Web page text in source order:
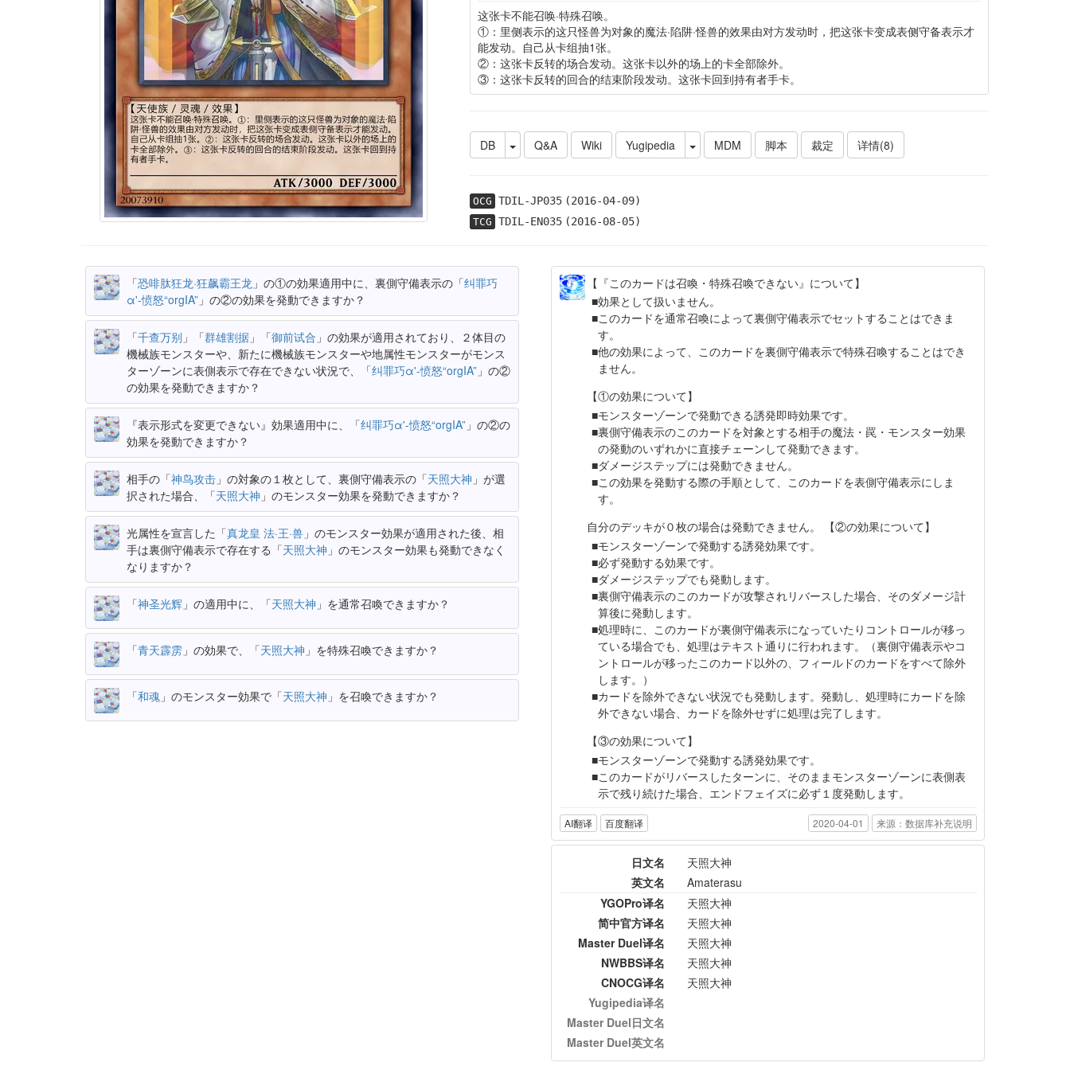
这张卡不能召唤·特殊召唤。
①：里侧表示的这只怪兽为对象的魔法·陷阱·怪兽的效果由对方发动时，把这张卡变成表侧守备表示才
能发动。自己从卡组抽1张。
②：这张卡反转的场合发动。这张卡以外的场上的卡全部除外。
③：这张卡反转的回合的结束阶段发动。这张卡回到持有者手卡。
DB Q&A Wiki Yugipedia MDM 脚本 裁定 详情(8)
OCG TDIL-JP035(2016-04-09)
TCG TDIL-EN035(2016-08-05)
「恐啡肽狂龙·狂飙霸王龙 」の①の効果適用中に、裏側守備表示の「纠罪巧
α'-愤怒“orgIA” 」の②の効果を発動できますか？
「千查万别 」「群雄割据 」「御前试合 」の効果が適用されており、２体目の
機械族モンスターや、新たに機械族モンスターや地属性モンスターがモンス
ターゾーンに表側表示で存在できない状況で、「纠罪巧α'-愤怒“orgIA” 」の②
の効果を発動できますか？
『表示形式を変更できない』効果適用中に、「纠罪巧α'-愤怒“orgIA” 」の②の
効果を発動できますか？
相手の「神鸟攻击 」の対象の１枚として、裏側守備表示の「天照大神 」が選
択された場合、「天照大神 」のモンスター効果を発動できますか？
光属性を宣言した「真龙皇 法·王·兽 」のモンスター効果が適用された後、相
手は裏側守備表示で存在する「天照大神 」のモンスター効果も発動できなく
なりますか？
「神圣光辉 」の適用中に、「天照大神 」を通常召喚できますか？
「青天霹雳 」の効果で、「天照大神 」を特殊召喚できますか？
「和魂 」のモンスター効果で「天照大神 」を召喚できますか？
【『このカードは召喚・特殊召喚できない』について】
効果として扱いません。
このカードを通常召喚によって裏側守備表示でセットすることはできま
す。
他の効果によって、このカードを裏側守備表示で特殊召喚することはでき
ません。
【①の効果について】
モンスターゾーンで発動できる誘発即時効果です。
裏側守備表示のこのカードを対象とする相手の魔法・罠・モンスター効果
の発動のいずれかに直接チェーンして発動できます。
ダメージステップには発動できません。
この効果を発動する際の手順として、このカードを表側守備表示にしま
す。
自分のデッキが０枚の場合は発動できません。 【②の効果について】
モンスターゾーンで発動する誘発効果です。
必ず発動する効果です。
ダメージステップでも発動します。
裏側守備表示のこのカードが攻撃されリバースした場合、そのダメージ計
算後に発動します。
処理時に、このカードが裏側守備表示になっていたりコントロールが移っ
ている場合でも、処理はテキスト通りに行われます。（裏側守備表示やコ
ントロールが移ったこのカード以外の、フィールドのカードをすべて除外
します。）
カードを除外できない状況でも発動します。発動し、処理時にカードを除
外できない場合、カードを除外せずに処理は完了します。
【③の効果について】
モンスターゾーンで発動する誘発効果です。
このカードがリバースしたターンに、そのままモンスターゾーンに表側表
示で残り続けた場合、エンドフェイズに必ず１度発動します。
AI翻译 百度翻译 2020-04-01 来源：数据库补充说明
日文名
天照大神
英文名
Amaterasu
YGOPro译名
天照大神
简中官方译名
天照大神
Master Duel译名
天照大神
NWBBS译名
天照大神
CNOCG译名
天照大神
Yugipedia译名
Master Duel日文名
Master Duel英文名